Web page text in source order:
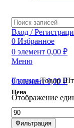
Вход /
0 Избранное
0 элемент 0,00 ₽
Меню
0элемент 0,00₽
ГлавнаяТовар
Отображение
Цена
Минимальная
цена
Фильтрация